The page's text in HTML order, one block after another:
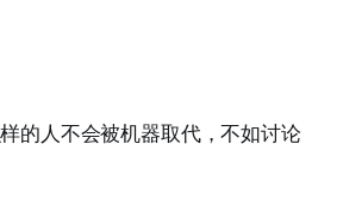
的人不会被机器取代，不如讨论